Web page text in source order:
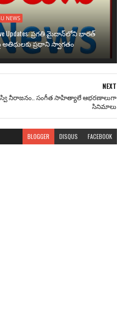
NEWS
Updates: ప్రగతి మైదాన్‌లోని భారత్
ప్రధాని స్వాగతం
NEXT
నీరాజనం.. సంగీత సాహిత్యాలే ఆభరణాలుగా
సినిమాలు
BLOGGER DISQUS FACEBOOK